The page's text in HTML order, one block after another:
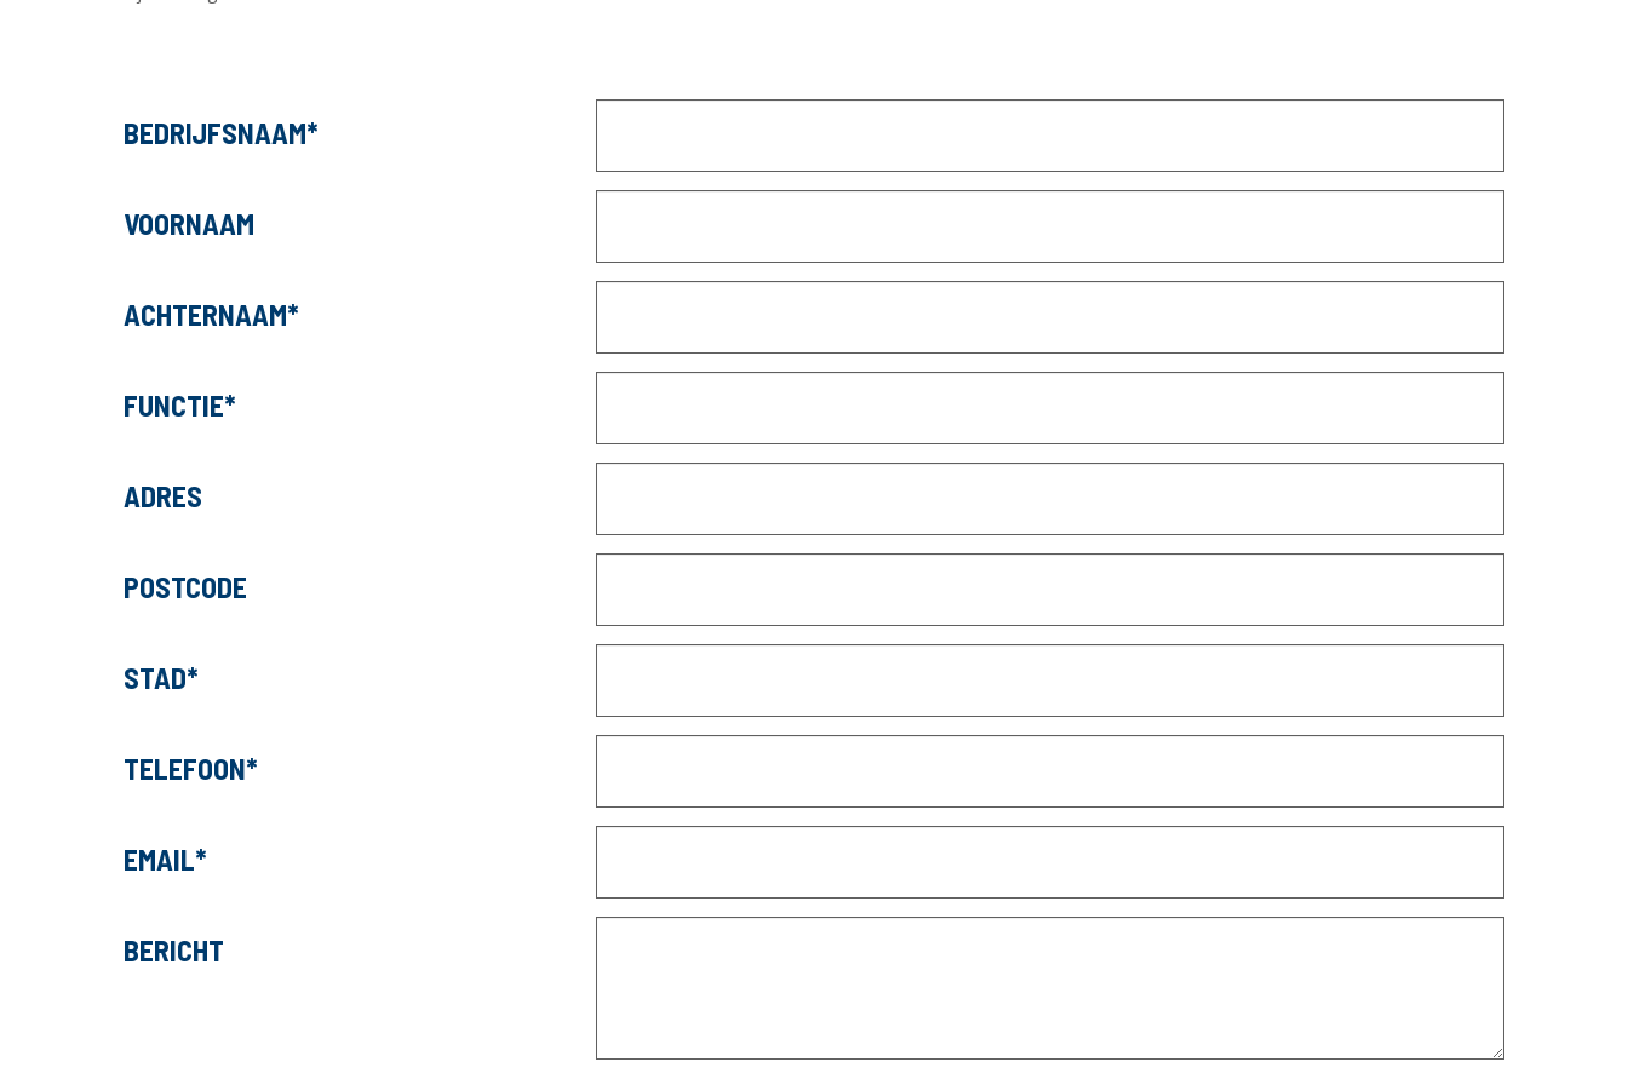
BEDRIJFSNAAM
VOORNAAM
ACHTERNAAM
FUNCTIE
ADRES
POSTCODE
STAD
TELEFOON
EMAIL
BERICHT